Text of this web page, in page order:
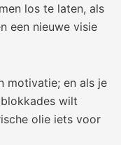
los te laten, als
een nieuwe visie
motivatie; en als je
wilt
olie iets voor